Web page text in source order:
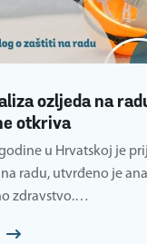
ozljeda na
otkriva
u Hrvatskoj je
radu, utvrđeno je
zdravstvo.…